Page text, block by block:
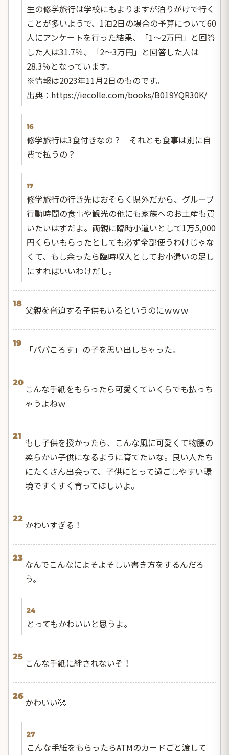
生の修学旅行は学校にもよりますが泊りがけで行く
ことが多いようで、1泊2日の場合の予算について60
人にアンケートを行った結果、「1～2万円」と回答
した人は31.7％、「2～3万円」と回答した人は
28.3％となっています。
※情報は2023年11月2日のものです。
出典：https://iecolle.com/books/B019YQR30K/
16
修学旅行は3食付きなの？ それとも食事は別に自
費で払うの？
17
修学旅行の行き先はおそらく県外だから、グループ
行動時間の食事や観光の他にも家族へのお土産も買
いたいはずだよ。両親に臨時小遣いとして1万5,000
円くらいもらったとしても必ず全部使うわけじゃな
くて、もし余ったら臨時収入としてお小遣いの足し
にすればいいわけだし。
18
父親を脅迫する子供もいるというのにｗｗｗ
19
「パパころす」の子を思い出しちゃった。
20
こんな手紙をもらったら可愛くていくらでも払っち
ゃうよねｗ
21
もし子供を授かったら、こんな風に可愛くて物腰の
柔らかい子供になるように育てたいな。良い人たち
にたくさん出会って、子供にとって過ごしやすい環
境ですくすく育ってほしいよ。
22
かわいすぎる！
23
なんでこんなによそよそしい書き方をするんだろ
う。
24
とってもかわいいと思うよ。
25
こんな手紙に絆されないぞ！
26
かわいい🥰
27
こんな手紙をもらったらATMのカードごと渡して